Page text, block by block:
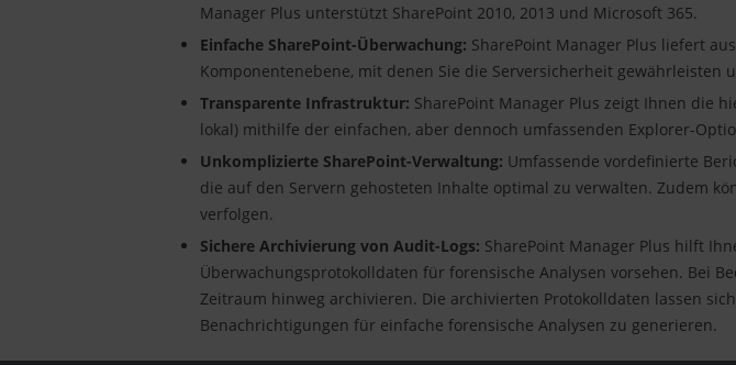
Manager Plus unterstützt SharePoint 2010, 2013 und Microsoft 365.
Einfache SharePoint-Überwachung: SharePoint Manager Plus liefert
Komponentenebene, mit denen Sie die Serversicherheit
Transparente Infrastruktur: SharePoint Manager Plus zeigt Ihnen die
lokal) mithilfe der einfachen, aber dennoch umfassenden Explorer-
Unkomplizierte SharePoint-Verwaltung: Umfassende vordefinierte
die auf den Servern gehosteten Inhalte optimal zu verwalten. Zudem
verfolgen.
Sichere Archivierung von Audit-Logs: SharePoint Manager Plus hilft
Überwachungsprotokolldaten für forensische Analysen vorsehen. Bei
Zeitraum hinweg archivieren. Die archivierten Protokolldaten lassen
Benachrichtigungen für einfache forensische Analysen zu generieren.